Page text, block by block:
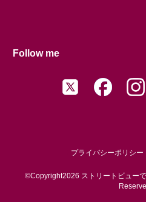
Follow me
プライバシーポリシー
©Copyright2026 ストリートビュー